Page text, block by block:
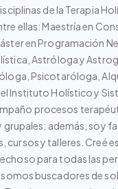
de la Terapia
ellas: Maestría en
en Programación
Astróloga y
Psicotaróloga,
Instituto Holístico y
procesos
grupales; además, soy
cursos y talleres. Creé
para todas las
buscadores de